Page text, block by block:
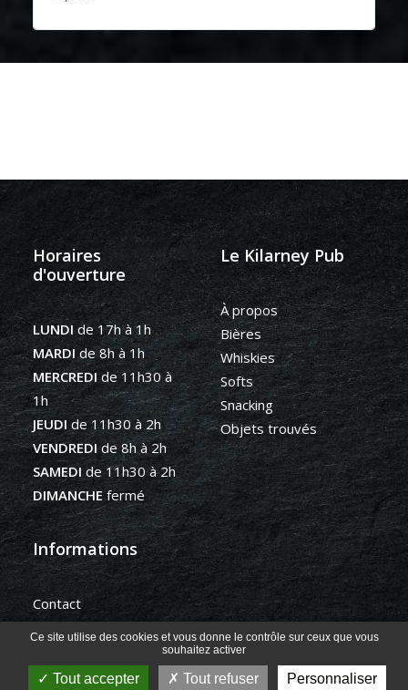
Horaires
d'ouverture
LUNDI de 17h à 1h
MARDIde 8h à 1h
MERCREDIde 11h30 à
1h
JEUDI de 11h30 à 2h
VENDREDI de 8h à 2h
SAMEDI de 11h30 à 2h
DIMANCHEfermé
Le Kilarney Pub
À propos
Bières
Whiskies
Softs
Snacking
Objets trouvés
Informations
Contact
Mentions légales
Politique de confidentialité
Gestion des cookies
Ce site utilise des cookies et vous donne le contrôle sur ceux que vous
souhaitez activer
Tout accepter Tout refuser Personnaliser